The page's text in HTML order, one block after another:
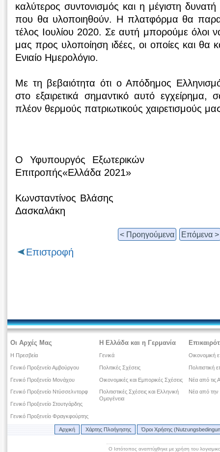
καλύτερος συντονισμός και η μέγιστη
που θα υλοποιηθούν. Η πλατφόρμα θα
τέλος Ιουλίου 2020. Σε αυτή μπορούμε όλοι
μας προς υλοποίηση ιδέες, οι οποίες και θα
Ενιαίο Ημερολόγιο.
Με τη βεβαιότητα ότι ο Απόδημος
στο εξαιρετικά σημαντικό αυτό εγχείρημα,
πλέον θερμούς πατριωτικούς χαιρετισμούς
Ο Υφυπουργός Εξωτερικών
Επιτροπής«Ελλάδα 2021»
Κωνσταντίνος Βλάσης
Δασκαλάκη
< Προηγούμενα Επόμενα >
Επιστροφή
Οι Αρχές Μας
Η Πρεσβεία
Γενικό Προξενείο Αμβούργου
Γενικό Προξενείο Μονάχου
Γενικό Προξενείο Ντύσσελντορφ
Γενικό Προξενείο Στουτγάρδης
Γενικό Προξενείο Φραγκφούρτης
Η Ελλάδα και η Γερμανία
Γενικά
Πολιτικές Σχέσεις
Οικονομικές και Εμπορικές Σχέσεις
Πολιτιστικές Σχέσεις και Ελληνική
Ομογένεια
Οικονομική
Πολιτιστική
Νέα από τις
Νέα από την
Αρχική Χάρτης Πλοήγησης Όροι Χρήσης
Ο Ιστότοπος αναπτύχθηκε με χρήση του